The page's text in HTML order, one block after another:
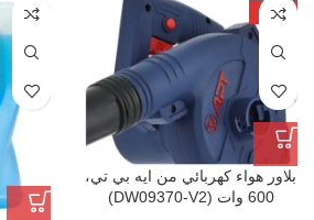
-15%
بلاور هواء كهربائي من ايه بي تي،
600 وات (DW09370-V2)